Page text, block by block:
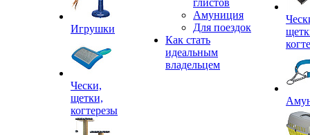
Игрушки
Чески,
щетки,
когтерезы
глистов
Амуниция
Для поездок
Как стать
идеальным
владельцем